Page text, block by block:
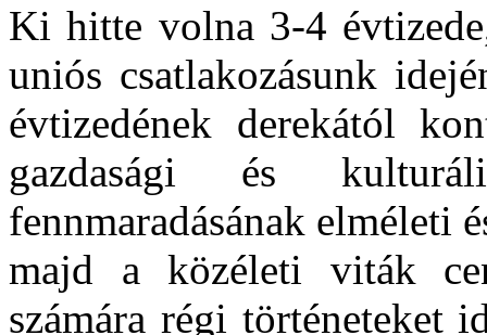
Ki hitte volna 3-4
uniós csatlakozásunk
évtizedének derekától
gazdasági és
fennmaradásának elméleti
majd a közéleti viták
számára régi történeteket